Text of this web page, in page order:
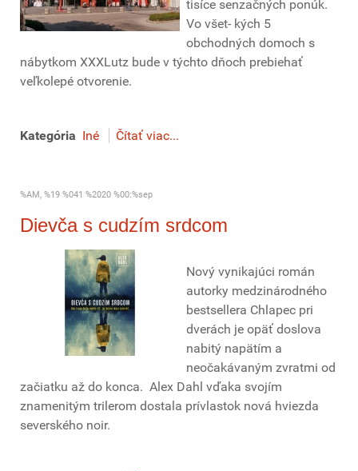
tisíce senzačných ponúk.
Vo všet- kých 5
obchodných domoch s
nábytkom XXXLutz bude v týchto dňoch prebiehať
veľkolepé otvorenie.
Kategória Iné Čítať viac...
%AM, %19 %041 %2020 %00:%sep
Dievča s cudzím srdcom
Nový vynikajúci román
autorky medzinárodného
bestsellera Chlapec pri
dverách je opäť doslova
nabitý napätím a
neočakávaným zvratmi od
začiatku až do konca. Alex Dahl vďaka svojím
znamenitým trilerom dostala prívlastok nová hviezda
severského noir.